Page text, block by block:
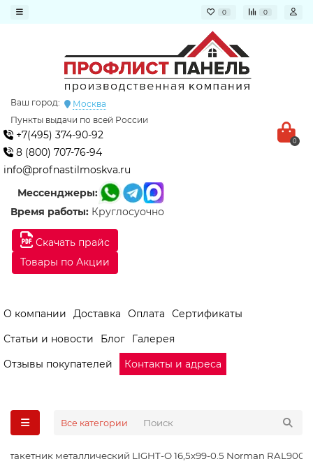
0 0
Скачать прайс
Товары по Акции
Ваш город:
Москва
Пункты выдачи по всей России
+7(495) 374-90-92
8 (800) 707-76-94
info@profnastilmoskva.ru
Мессенджеры:
Время работы: Круглосуочно
0
О компании Доставка Оплата
Сертификаты
Статьи и новости
Блог
Галерея
Отзывы покупателей
Контакты и адреса
Все категории
Штакетник металлический LIGHT-O 16,5х99-0.5 Norman RAL9002